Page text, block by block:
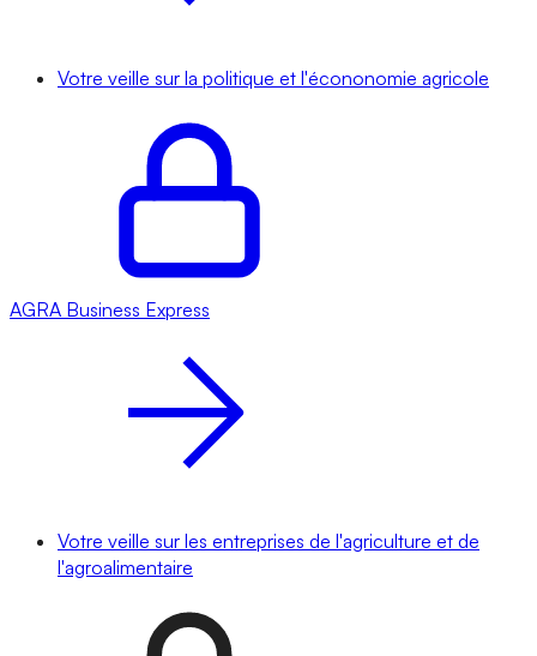
Votre veille sur la politique et l'écononomie agricole
AGRA Business Express
Votre veille sur les entreprises de l'agriculture et de
l'agroalimentaire